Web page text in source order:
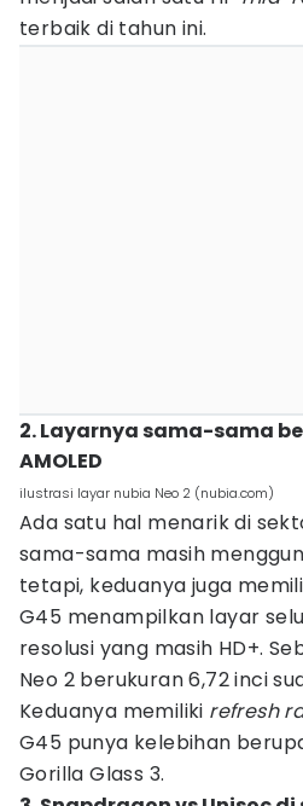
terbaik di tahun ini.
2. Layarnya sama-sama
AMOLED
ilustrasi layar nubia Neo 2 (nubia.com)
Ada satu hal menarik di
sama-sama masih
tetapi, keduanya juga
G45 menampilkan layar
resolusi yang masih HD+.
Neo 2 berukuran 6,72 inci
Keduanya memiliki refresh
G45 punya kelebihan
Gorilla Glass 3.